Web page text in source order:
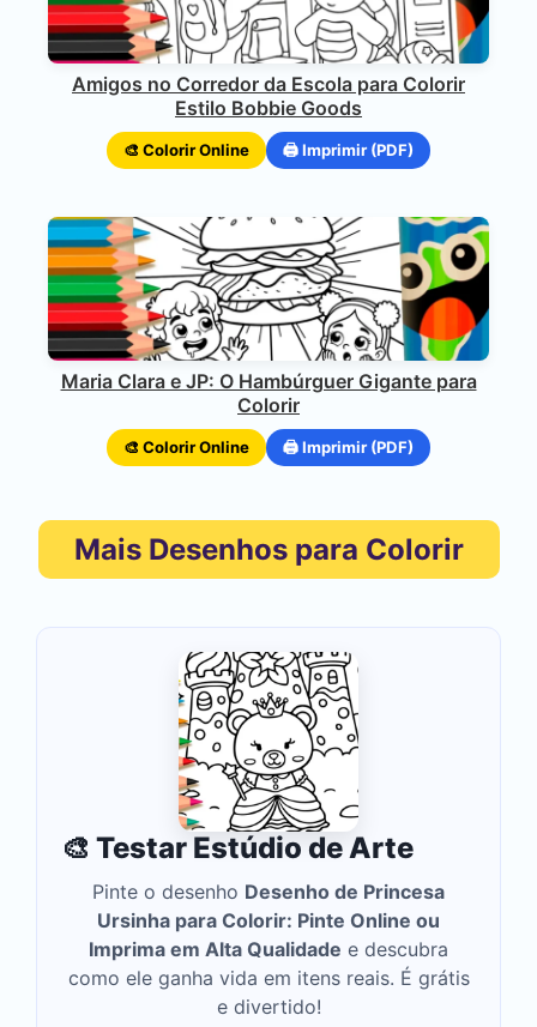
Amigos no Corredor da Escola para Colorir
Estilo Bobbie Goods
🎨 Colorir Online 🖨️ Imprimir (PDF)
Maria Clara e JP: O Hambúrguer Gigante para
Colorir
🎨 Colorir Online 🖨️ Imprimir (PDF)
Mais Desenhos para Colorir
🎨 Testar Estúdio de Arte
Pinte o desenho Desenho de Princesa
Ursinha para Colorir: Pinte Online ou
Imprima em Alta Qualidade e descubra
como ele ganha vida em itens reais. É grátis
e divertido!